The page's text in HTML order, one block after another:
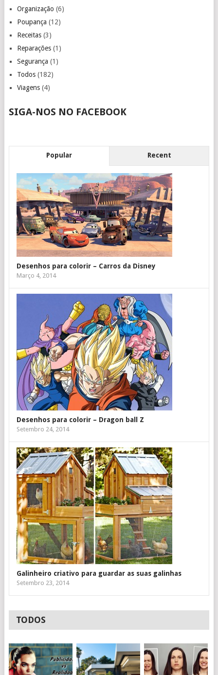
Organização (6)
Poupança (12)
Receitas(3)
Reparações(1)
Segurança (1)
Todos(182)
Viagens(4)
SIGA-NOS NO FACEBOOK
Popular Recent
Desenhos para colorir – Carros da Disney
Março 4, 2014
Desenhos para colorir – Dragon ball Z
Setembro 24, 2014
Galinheiro criativo para guardar as suas galinhas
Setembro 23, 2014
TODOS